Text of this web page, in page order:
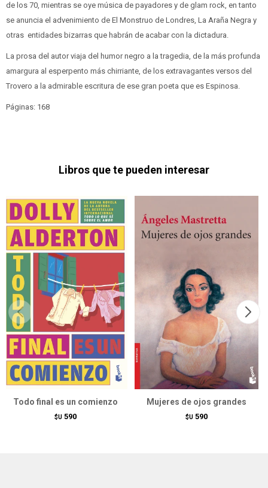
de los 70, mientras se oye música de payadores y de glam rock, en tanto
se anuncia el advenimiento de El Monstruo de Londres, La Araña Negra y
otras entidades bizarras que habrán de acabar con la dictadura.
La prosa del autor viaja del humor negro a la tragedia, de la más profunda
amargura al esperpento más chirriante, de los extravagantes versos del
Trovero a la admirable escritura de ese gran poeta que es Espinosa.
Páginas: 168
Libros que te pueden interesar
Todo final es un comienzo
$U 590
Mujeres de ojos grandes
$U 590